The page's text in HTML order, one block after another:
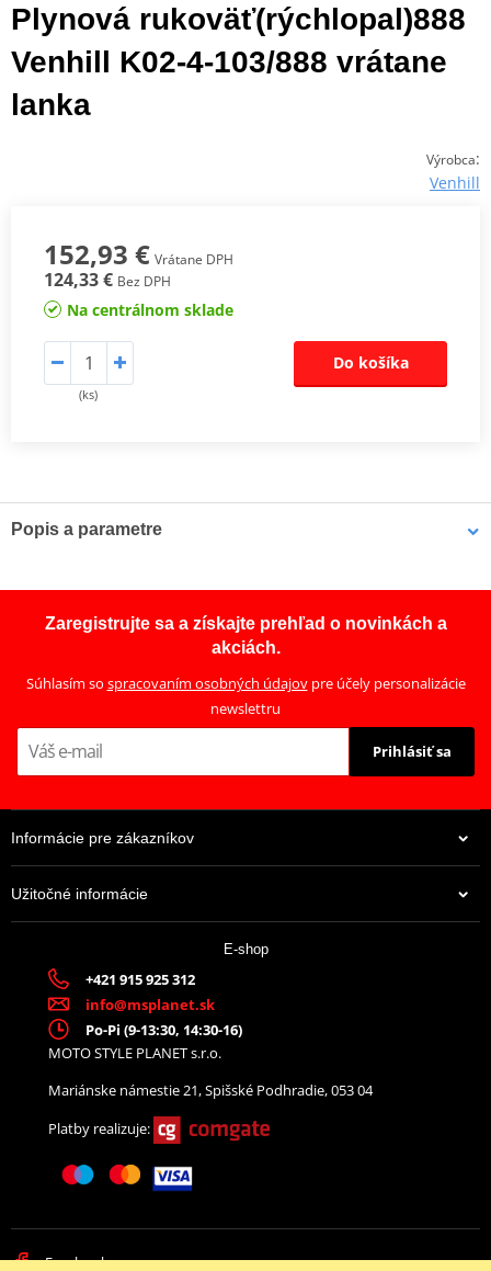
Plynová rukoväť(rýchlopal)888
Venhill K02-4-103/888 vrátane
lanka
Výrobca:
Venhill
152,93 € Vrátane DPH
124,33 € Bez DPH
Na centrálnom sklade
(ks)
Do košíka
Popis a parametre
PDF TüV certificate
Zaregistrujte sa a získajte prehľad o novinkách a
akciách.
Súhlasím so spracovaním osobných údajovpre účely personalizácie
newslettru
Prihlásiť sa
Informácie pre zákazníkov
Užitočné informácie
E-shop
+421 915 925 312
info@msplanet.sk
Po-Pi (9-13:30, 14:30-16)
MOTO STYLE PLANET s.r.o.
Mariánske námestie 21, Spišské Podhradie, 053 04
Platby realizuje:
Facebook